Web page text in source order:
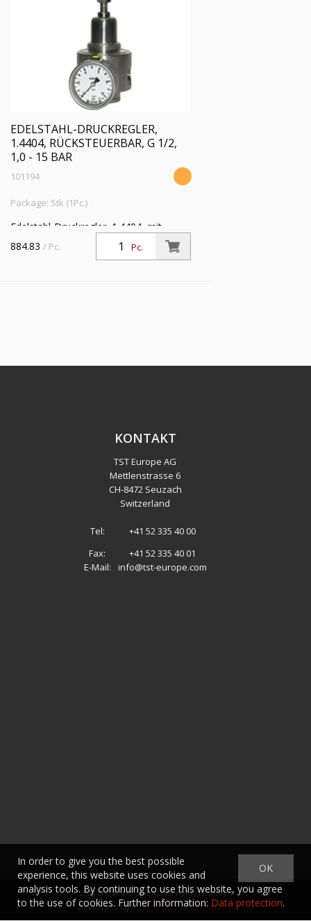
EDELSTAHL-DRUCKREGLER,
1.4404, RÜCKSTEUERBAR, G 1/2,
1,0 - 15 BAR
101194
Package: Stk (1Pc.)
Edelstahl-Druckregler, 1.4404, mit
Sekundärentlüftung (rücksteuerbar), inkl.
Mano., G 1/2, Regelber. 1,0 - 15 bar, PE
Pc.
884.83 / Pc.
KONTAKT
TST Europe AG
Mettlenstrasse 6
CH-8472 Seuzach
Switzerland
Tel:
+41 52 335 40 00
Fax:
+41 52 335 40 01
E-Mail:
info@tst-europe.com
2020 ©TST Europe AGAll rights reserved
Developed by:CompuTech Informatik AG
OK
In order to give you the best possible
experience, this website uses cookies and
analysis tools. By continuing to use this website, you agree
to the use of cookies. Further information: Data protection.